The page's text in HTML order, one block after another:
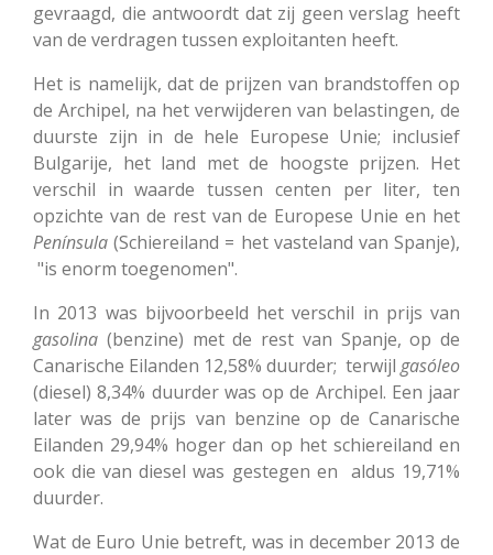
gevraagd, die antwoordt dat zij geen verslag heeft
van de verdragen tussen exploitanten heeft.
Het is namelijk, dat de prijzen van brandstoffen op
de Archipel, na het verwijderen van belastingen, de
duurste zijn in de hele Europese Unie; inclusief
Bulgarije, het land met de hoogste prijzen. Het
verschil in waarde tussen centen per liter, ten
opzichte van de rest van de Europese Unie en het
Península (Schiereiland = het vasteland van Spanje),
"is enorm toegenomen".
In 2013 was bijvoorbeeld het verschil in prijs van
gasolina (benzine) met de rest van Spanje, op de
Canarische Eilanden 12,58% duurder; terwijl gasóleo
(diesel) 8,34% duurder was op de Archipel. Een jaar
later was de prijs van benzine op de Canarische
Eilanden 29,94% hoger dan op het schiereiland en
ook die van diesel was gestegen en aldus 19,71%
duurder.
Wat de Euro Unie betreft, was in december 2013 de